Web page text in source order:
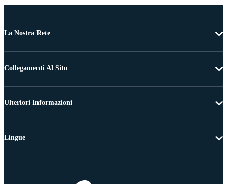
La Nostra Rete
Collegamenti Al Sito
Ulteriori Informazioni
Lingue